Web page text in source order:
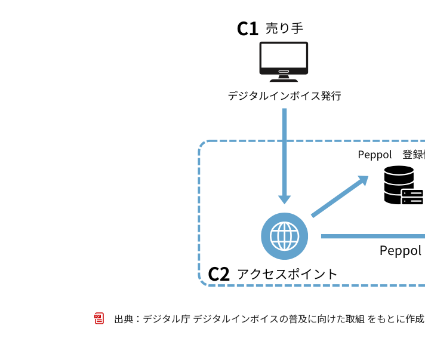
出典：デジタル庁 デジタルインボイスの普及に向けた取組 をもとに作成